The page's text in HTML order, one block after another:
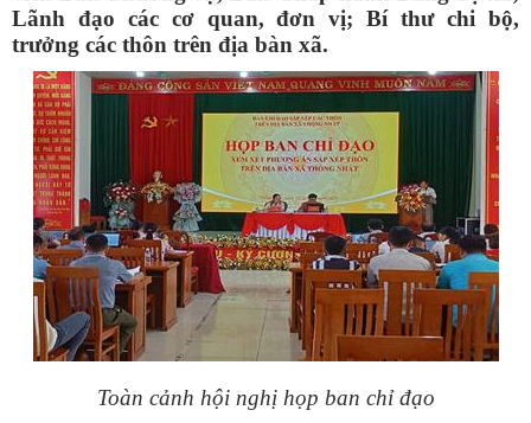
Lãnh đạo các cơ quan, đơn vị; Bí thư chi bộ,
trưởng các thôn trên địa bàn xã.
Toàn cảnh hội nghị họp ban chỉ đạo